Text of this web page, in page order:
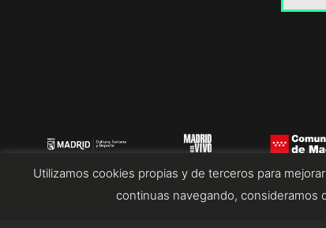
Utilizamos cookies propias y de terceros para
continuas navegando, consideramos